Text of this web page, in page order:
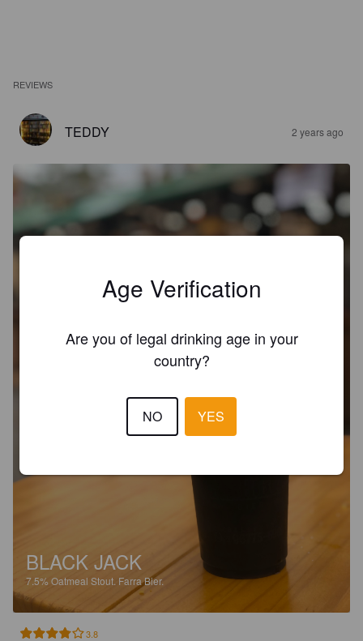
REVIEWS
TEDDY 2 years ago
BLACK JACK
7.5% Oatmeal Stout. Farra Bier.
3.8
Age Verification
Are you of legal drinking age in your
country?
NO YES